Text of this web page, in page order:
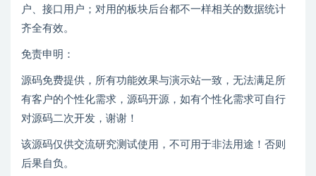
户、接口用户；对用的板块后台都不一样相关的数据统计
齐全有效。
免责申明：
源码免费提供，所有功能效果与演示站一致，无法满足所
有客户的个性化需求，源码开源，如有个性化需求可自行
对源码二次开发，谢谢！
该源码仅供交流研究测试使用，不可用于非法用途！否则
后果自负。